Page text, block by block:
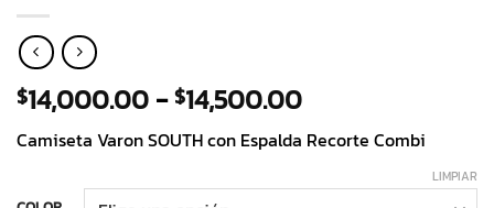
$14,000.00 - $14,500.00Rango
de
precios:
desde
Camiseta Varon SOUTH con Espalda Recorte Combi
LIMPIAR